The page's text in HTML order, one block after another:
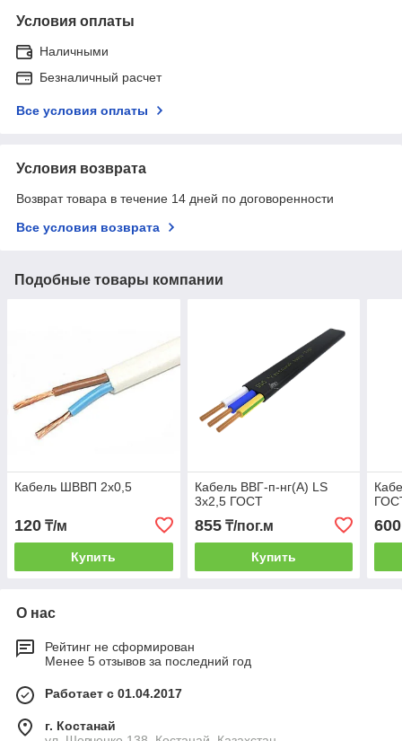
Условия оплаты
Наличными
Безналичный расчет
Все условия оплаты
Условия возврата
Возврат товара в течение 14 дней по договоренности
Все условия возврата
Подобные товары компании
Кабель ШВВП 2х0,5
120 ₸/м
Купить
Кабель ВВГ-п-нг(А) LS
3х2,5 ГОСТ
855₸/пог.м
Купить
600
О нас
Рейтинг не сформирован
Менее 5 отзывов за последний год
Работает с 01.04.2017
г. Костанай